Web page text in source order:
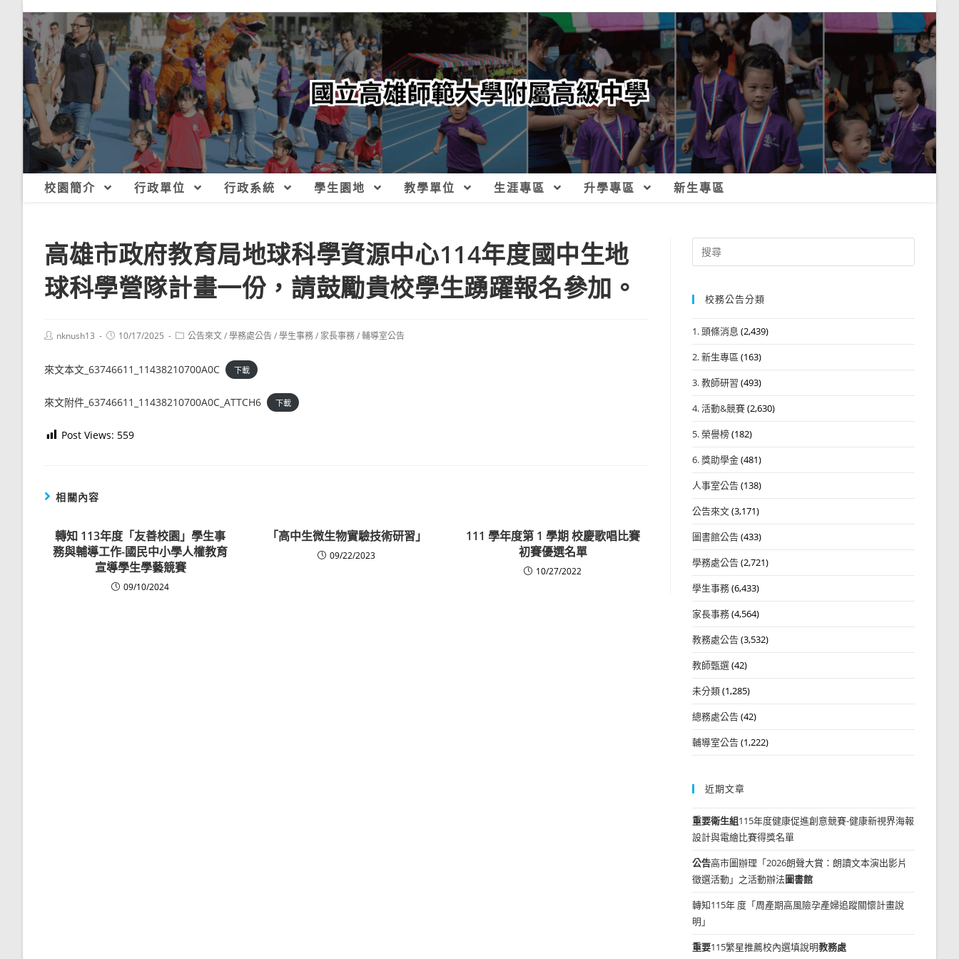
校園簡介 行政單位 行政系統 學生園地 教學單位 生涯專區 升學專區 新生專區
高雄市政府教育局地球科學資源中心114年度國中生地
球科學營隊計畫一份，請鼓勵貴校學生踴躍報名參加。
Postnknush13
Post10/17/2025
Post公告來文/學務處公告/學生事務/ 家長事務/輔導室公告
來文本文_63746611_11438210700A0C 下載
來文附件_63746611_11438210700A0C_ATTCH6 下載
Post Views: 559
相關內容
轉知 113年度「友善校園」學生事
務與輔導工作-國民中小學人權教育
宣導學生學藝競賽
09/10/2024
「高中生微生物實驗技術研習」
09/22/2023
111 學年度第 1 學期 校慶歌唱比賽
初賽優選名單
10/27/2022
Search
for:
校務公告分類
1. 頭條消息 (2,439)
2. 新生專區 (163)
3. 教師研習 (493)
4. 活動&競賽(2,630)
5. 榮譽榜(182)
6. 獎助學金(481)
人事室公告(138)
公告來文(3,171)
圖書館公告(433)
學務處公告(2,721)
學生事務(6,433)
家長事務(4,564)
教務處公告(3,532)
教師甄選(42)
未分類(1,285)
總務處公告(42)
輔導室公告(1,222)
近期文章
重要衛生組115年度健康促進創意競賽-健康新視界海報
設計與電繪比賽得獎名單
公告高市圖辦理「2026朗聲大賞：朗讀文本演出影片
徵選活動」之活動辦法圖書館
轉知115年 度「周產期高風險孕產婦追蹤關懷計畫說
明」
重要115繁星推薦校內選填說明教務處